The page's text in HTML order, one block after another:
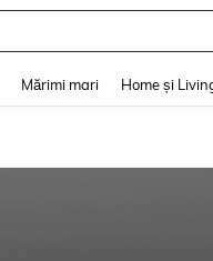
Mărimi mari Home și